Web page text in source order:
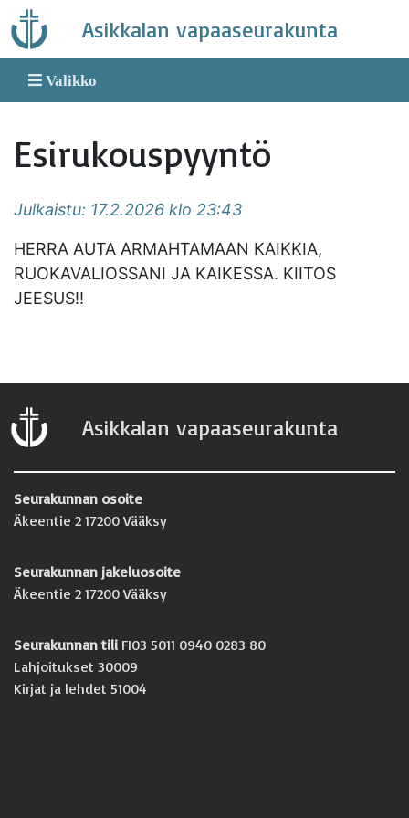
Skip
to
content
Asikkalan vapaaseurakunta
Valikko
Esirukouspyyntö
Julkaistu: 17.2.2026 klo 23:43
HERRA AUTA ARMAHTAMAAN KAIKKIA,
RUOKAVALIOSSANI JA KAIKESSA. KIITOS
JEESUS!!
Asikkalan vapaaseurakunta
Seurakunnan osoite
Äkeentie 2 17200 Vääksy
Seurakunnan jakeluosoite
Äkeentie 2 17200 Vääksy
Seurakunnan tili FI03 5011 0940 0283 80
Lahjoitukset 30009
Kirjat ja lehdet 51004